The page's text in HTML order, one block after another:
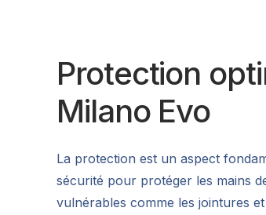
Protection
Milano Evo
La protection est un aspect
sécurité pour protéger les mains
vulnérables comme les jointures